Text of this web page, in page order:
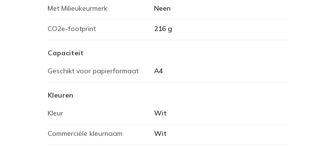
Met Milieukeurmerk Neen
CO2e-footprint 216 g
Capaciteit
Geschikt voor papierformaat A4
Kleuren
Kleur Wit
Commerciële kleurnaam Wit